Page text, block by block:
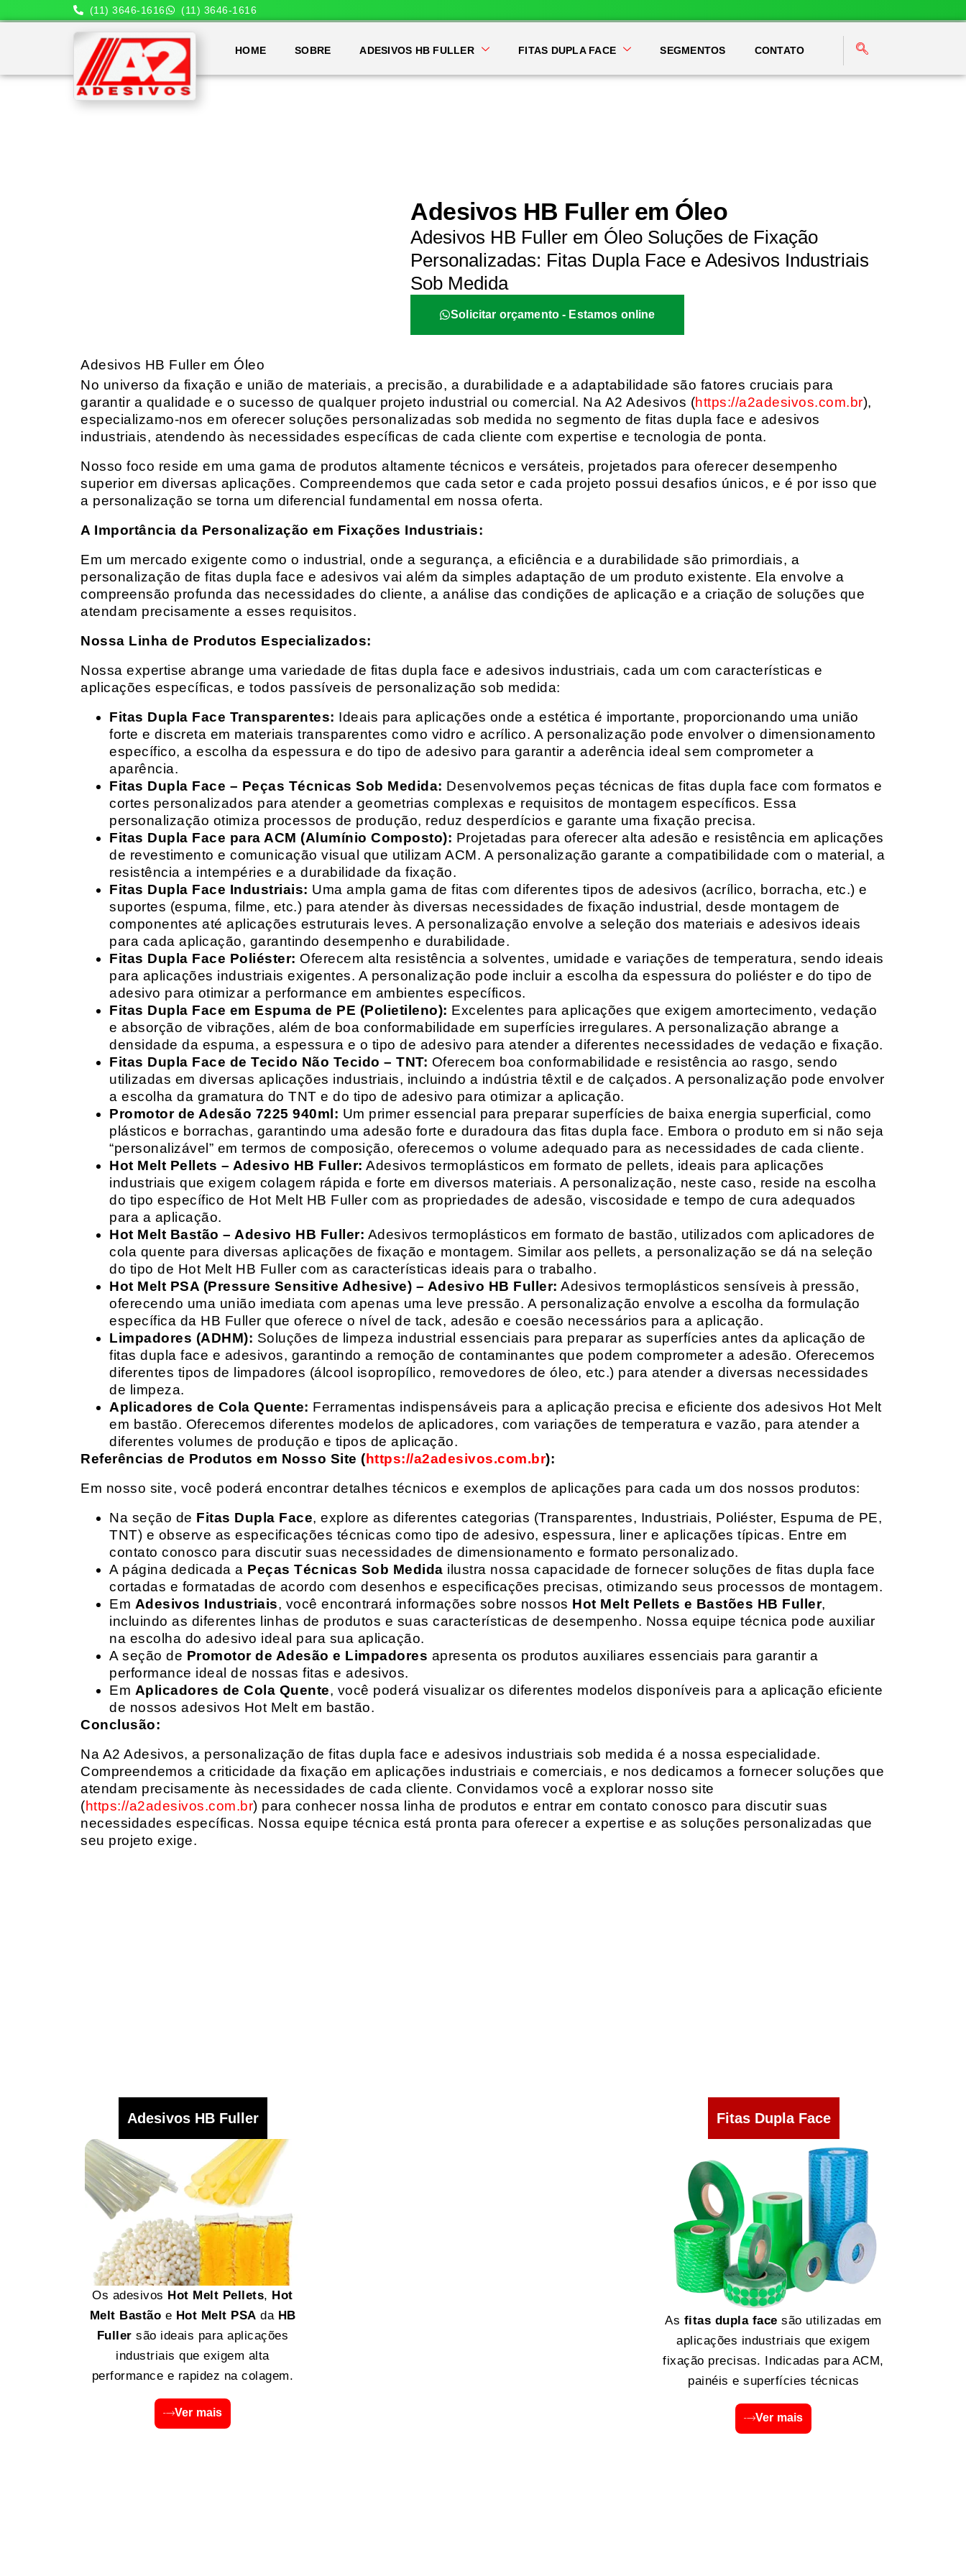
(11) 3646-1616 (11) 3646-1616
HOME SOBRE ADESIVOS HB FULLER FITAS DUPLA FACE SEGMENTOS CONTATO
Adesivos HB Fuller em Óleo
Adesivos HB Fuller em Óleo Soluções de Fixação
Personalizadas: Fitas Dupla Face e Adesivos Industriais
Sob Medida
Solicitar orçamento - Estamos online
Adesivos HB Fuller em Óleo
No universo da fixação e união de materiais, a precisão, a durabilidade e a adaptabilidade são fatores cruciais para
garantir a qualidade e o sucesso de qualquer projeto industrial ou comercial. Na A2 Adesivos (https://a2adesivos.com.br),
especializamo-nos em oferecer soluções personalizadas sob medida no segmento de fitas dupla face e adesivos
industriais, atendendo às necessidades específicas de cada cliente com expertise e tecnologia de ponta.
Nosso foco reside em uma gama de produtos altamente técnicos e versáteis, projetados para oferecer desempenho
superior em diversas aplicações. Compreendemos que cada setor e cada projeto possui desafios únicos, e é por isso que
a personalização se torna um diferencial fundamental em nossa oferta.
A Importância da Personalização em Fixações Industriais:
Em um mercado exigente como o industrial, onde a segurança, a eficiência e a durabilidade são primordiais, a
personalização de fitas dupla face e adesivos vai além da simples adaptação de um produto existente. Ela envolve a
compreensão profunda das necessidades do cliente, a análise das condições de aplicação e a criação de soluções que
atendam precisamente a esses requisitos.
Nossa Linha de Produtos Especializados:
Nossa expertise abrange uma variedade de fitas dupla face e adesivos industriais, cada um com características e
aplicações específicas, e todos passíveis de personalização sob medida:
Fitas Dupla Face Transparentes: Ideais para aplicações onde a estética é importante, proporcionando uma união
forte e discreta em materiais transparentes como vidro e acrílico. A personalização pode envolver o dimensionamento
específico, a escolha da espessura e do tipo de adesivo para garantir a aderência ideal sem comprometer a
aparência.
Fitas Dupla Face – Peças Técnicas Sob Medida: Desenvolvemos peças técnicas de fitas dupla face com formatos e
cortes personalizados para atender a geometrias complexas e requisitos de montagem específicos. Essa
personalização otimiza processos de produção, reduz desperdícios e garante uma fixação precisa.
Fitas Dupla Face para ACM (Alumínio Composto): Projetadas para oferecer alta adesão e resistência em aplicações
de revestimento e comunicação visual que utilizam ACM. A personalização garante a compatibilidade com o material, a
resistência a intempéries e a durabilidade da fixação.
Fitas Dupla Face Industriais: Uma ampla gama de fitas com diferentes tipos de adesivos (acrílico, borracha, etc.) e
suportes (espuma, filme, etc.) para atender às diversas necessidades de fixação industrial, desde montagem de
componentes até aplicações estruturais leves. A personalização envolve a seleção dos materiais e adesivos ideais
para cada aplicação, garantindo desempenho e durabilidade.
Fitas Dupla Face Poliéster: Oferecem alta resistência a solventes, umidade e variações de temperatura, sendo ideais
para aplicações industriais exigentes. A personalização pode incluir a escolha da espessura do poliéster e do tipo de
adesivo para otimizar a performance em ambientes específicos.
Fitas Dupla Face em Espuma de PE (Polietileno): Excelentes para aplicações que exigem amortecimento, vedação
e absorção de vibrações, além de boa conformabilidade em superfícies irregulares. A personalização abrange a
densidade da espuma, a espessura e o tipo de adesivo para atender a diferentes necessidades de vedação e fixação.
Fitas Dupla Face de Tecido Não Tecido – TNT: Oferecem boa conformabilidade e resistência ao rasgo, sendo
utilizadas em diversas aplicações industriais, incluindo a indústria têxtil e de calçados. A personalização pode envolver
a escolha da gramatura do TNT e do tipo de adesivo para otimizar a aplicação.
Promotor de Adesão 7225 940ml: Um primer essencial para preparar superfícies de baixa energia superficial, como
plásticos e borrachas, garantindo uma adesão forte e duradoura das fitas dupla face. Embora o produto em si não seja
“personalizável” em termos de composição, oferecemos o volume adequado para as necessidades de cada cliente.
Hot Melt Pellets – Adesivo HB Fuller: Adesivos termoplásticos em formato de pellets, ideais para aplicações
industriais que exigem colagem rápida e forte em diversos materiais. A personalização, neste caso, reside na escolha
do tipo específico de Hot Melt HB Fuller com as propriedades de adesão, viscosidade e tempo de cura adequados
para a aplicação.
Hot Melt Bastão – Adesivo HB Fuller: Adesivos termoplásticos em formato de bastão, utilizados com aplicadores de
cola quente para diversas aplicações de fixação e montagem. Similar aos pellets, a personalização se dá na seleção
do tipo de Hot Melt HB Fuller com as características ideais para o trabalho.
Hot Melt PSA (Pressure Sensitive Adhesive) – Adesivo HB Fuller: Adesivos termoplásticos sensíveis à pressão,
oferecendo uma união imediata com apenas uma leve pressão. A personalização envolve a escolha da formulação
específica da HB Fuller que oferece o nível de tack, adesão e coesão necessários para a aplicação.
Limpadores (ADHM): Soluções de limpeza industrial essenciais para preparar as superfícies antes da aplicação de
fitas dupla face e adesivos, garantindo a remoção de contaminantes que podem comprometer a adesão. Oferecemos
diferentes tipos de limpadores (álcool isopropílico, removedores de óleo, etc.) para atender a diversas necessidades
de limpeza.
Aplicadores de Cola Quente: Ferramentas indispensáveis para a aplicação precisa e eficiente dos adesivos Hot Melt
em bastão. Oferecemos diferentes modelos de aplicadores, com variações de temperatura e vazão, para atender a
diferentes volumes de produção e tipos de aplicação.
Referências de Produtos em Nosso Site (https://a2adesivos.com.br):
Em nosso site, você poderá encontrar detalhes técnicos e exemplos de aplicações para cada um dos nossos produtos:
Na seção de Fitas Dupla Face, explore as diferentes categorias (Transparentes, Industriais, Poliéster, Espuma de PE,
TNT) e observe as especificações técnicas como tipo de adesivo, espessura, liner e aplicações típicas. Entre em
contato conosco para discutir suas necessidades de dimensionamento e formato personalizado.
A página dedicada a Peças Técnicas Sob Medida ilustra nossa capacidade de fornecer soluções de fitas dupla face
cortadas e formatadas de acordo com desenhos e especificações precisas, otimizando seus processos de montagem.
Em Adesivos Industriais, você encontrará informações sobre nossos Hot Melt Pellets e Bastões HB Fuller,
incluindo as diferentes linhas de produtos e suas características de desempenho. Nossa equipe técnica pode auxiliar
na escolha do adesivo ideal para sua aplicação.
A seção de Promotor de Adesão e Limpadores apresenta os produtos auxiliares essenciais para garantir a
performance ideal de nossas fitas e adesivos.
Em Aplicadores de Cola Quente, você poderá visualizar os diferentes modelos disponíveis para a aplicação eficiente
de nossos adesivos Hot Melt em bastão.
Conclusão:
Na A2 Adesivos, a personalização de fitas dupla face e adesivos industriais sob medida é a nossa especialidade.
Compreendemos a criticidade da fixação em aplicações industriais e comerciais, e nos dedicamos a fornecer soluções que
atendam precisamente às necessidades de cada cliente. Convidamos você a explorar nosso site
(https://a2adesivos.com.br) para conhecer nossa linha de produtos e entrar em contato conosco para discutir suas
necessidades específicas. Nossa equipe técnica está pronta para oferecer a expertise e as soluções personalizadas que
seu projeto exige.
Adesivos HB Fuller
Os adesivos Hot Melt Pellets, Hot
Melt Bastão e Hot Melt PSA da HB
Fuller são ideais para aplicações
industriais que exigem alta
performance e rapidez na colagem.
Ver mais
Fitas Dupla Face
As fitas dupla face são utilizadas em
aplicações industriais que exigem
fixação precisas. Indicadas para ACM,
painéis e superfícies técnicas
Ver mais